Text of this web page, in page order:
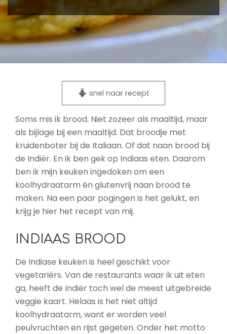
snel naar recept
Soms mis ik brood. Niet zozeer als maaltijd, maar
als bijlage bij een maaltijd. Dat broodje met
kruidenboter bij de Italiaan. Of dat naan brood bij
de Indiër. En ik ben gek op Indiaas eten. Daarom
ben ik mijn keuken ingedoken om een
koolhydraatarm én glutenvrij naan brood te
maken. Na een paar pogingen is het gelukt, en
krijg je hier het recept van mij.
INDIAAS BROOD
De Indiase keuken is heel geschikt voor
vegetariërs. Van de restaurants waar ik uit eten
ga, heeft de Indiër toch wel de meest uitgebreide
veggie kaart. Helaas is het niet altijd
koolhydraatarm, want er worden veel
peulvruchten en rijst gegeten. Onder het motto